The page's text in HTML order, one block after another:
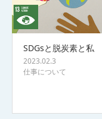
SDGsと脱炭素と私
2023.02.3
仕事について
お問合せ